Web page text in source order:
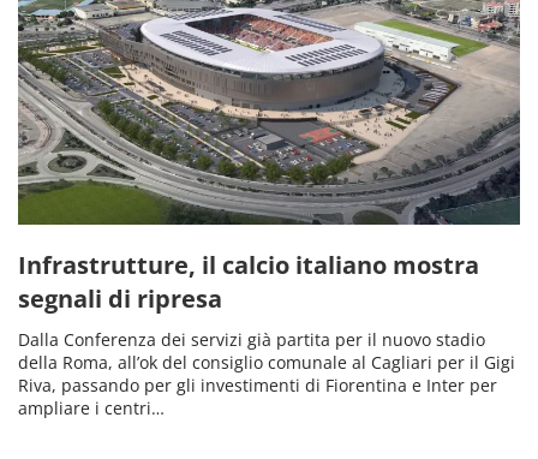
Infrastrutture, il calcio italiano mostra
segnali di ripresa
Dalla Conferenza dei servizi già partita per il nuovo stadio
della Roma, all’ok del consiglio comunale al Cagliari per il Gigi
Riva, passando per gli investimenti di Fiorentina e Inter per
ampliare i centri…